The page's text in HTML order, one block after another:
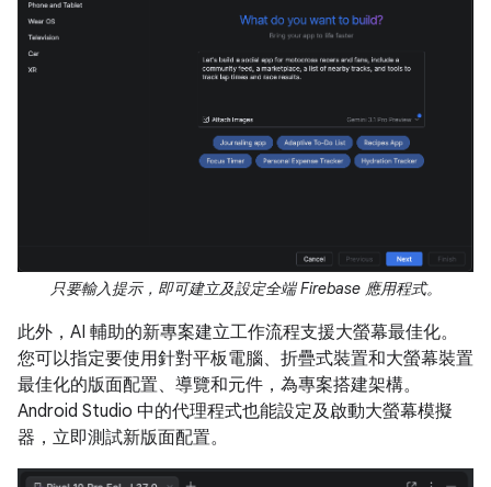
只要輸入提示，即可建立及設定全端 Firebase 應用程式。
此外，AI 輔助的新專案建立工作流程支援大螢幕最佳化。
您可以指定要使用針對平板電腦、折疊式裝置和大螢幕裝置
最佳化的版面配置、導覽和元件，為專案搭建架構。
Android Studio 中的代理程式也能設定及啟動大螢幕模擬
器，立即測試新版面配置。